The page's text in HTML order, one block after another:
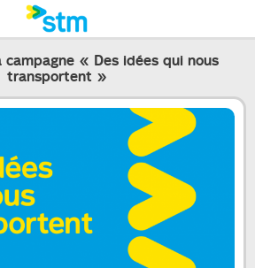
campagne « Des idées qui nous
transportent »